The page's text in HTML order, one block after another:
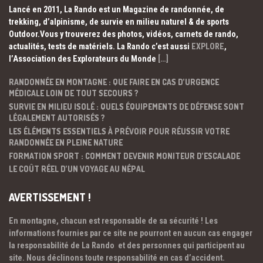
Lancé en 2011, La Rando est un Magazine de randonnée, de
trekking, d’alpinisme, de survie en milieu naturel & de sports
Outdoor.Vous y trouverez des photos, vidéos, carnets de rando,
actualités, tests de matériels. La Rando c’est aussi EXPLORE,
l’Association des Explorateurs du Monde […]
RANDONNÉE EN MONTAGNE : QUE FAIRE EN CAS D’URGENCE
MÉDICALE LOIN DE TOUT SECOURS ?
SURVIE EN MILIEU ISOLÉ : QUELS ÉQUIPEMENTS DE DÉFENSE SONT
LÉGALEMENT AUTORISÉS ?
LES ÉLÉMENTS ESSENTIELS À PRÉVOIR POUR RÉUSSIR VOTRE
RANDONNÉE EN PLEINE NATURE
FORMATION SPORT : COMMENT DEVENIR MONITEUR D’ESCALADE
LE COÛT RÉEL D’UN VOYAGE AU NÉPAL
AVERTISSEMENT !
En montagne, chacun est responsable de sa sécurité ! Les
informations fournies par ce site ne pourront en aucun cas engager
la responsabilité de La Rando et des personnes qui participent au
site. Nous déclinons toute responsabilité en cas d’accident.